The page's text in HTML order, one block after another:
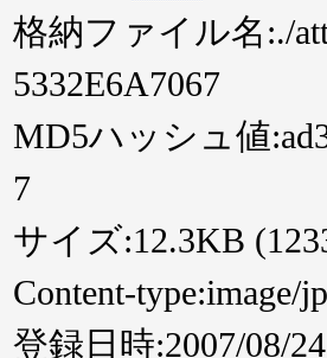
格納ファイル名:./
5332E6A7067
MD5ハッシュ値
7
サイズ:12.3KB
Content-type:image/
登録日時:2007/08/